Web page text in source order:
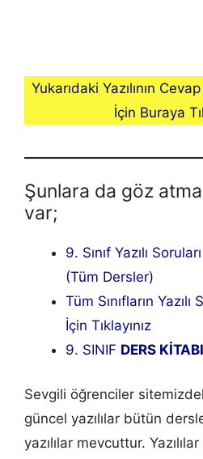
Yukarıdaki Yazılının
İçin Buraya
Şunlara da göz
var;
9. Sınıf Yazılı
(Tüm Dersler)
Tüm Sınıfların
İçin Tıklayınız
9. SINIF DERS
Sevgili öğrenciler
güncel yazılılar bütün
yazılılar mevcuttur.